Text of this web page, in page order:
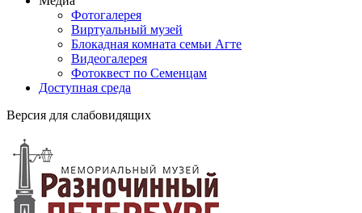
Фотогалерея
Виртуальный музей
Блокадная комната семьи Агте
Видеогалерея
Фотоквест по Семенцам
Доступная среда
Версия для слабовидящих